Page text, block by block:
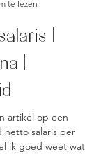
te lezen
|
|